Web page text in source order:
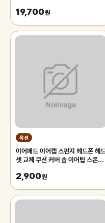
19,700원
옥션
이어패드 이어캡 스펀지 헤드폰 헤
셋 교체 쿠션 커버 솜 이어팁 스폰지
2,900원